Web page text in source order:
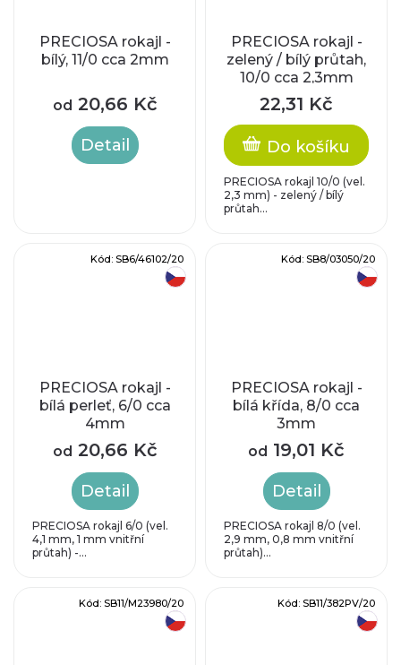
PRECIOSA rokajl -
bílý, 11/0 cca 2mm
od 20,66 Kč
Detail
PRECIOSA rokajl -
zelený / bílý průtah,
10/0 cca 2,3mm
22,31 Kč
Do košíku
PRECIOSA rokajl 10/0 (vel.
2,3 mm) - zelený / bílý
průtah...
PRECIOSA rokajl -
bílá perleť, 6/0 cca
4mm
od 20,66 Kč
Detail
PRECIOSA rokajl 6/0 (vel.
4,1 mm, 1 mm vnitřní
průtah) -...
Kód: SB6/46102/20
PRECIOSA rokajl -
bílá křída, 8/0 cca
3mm
od 19,01 Kč
Detail
PRECIOSA rokajl 8/0 (vel.
2,9 mm, 0,8 mm vnitřní
průtah)...
Kód: SB8/03050/20
Kód: SB11/M23980/20 Kód: SB11/382PV/20